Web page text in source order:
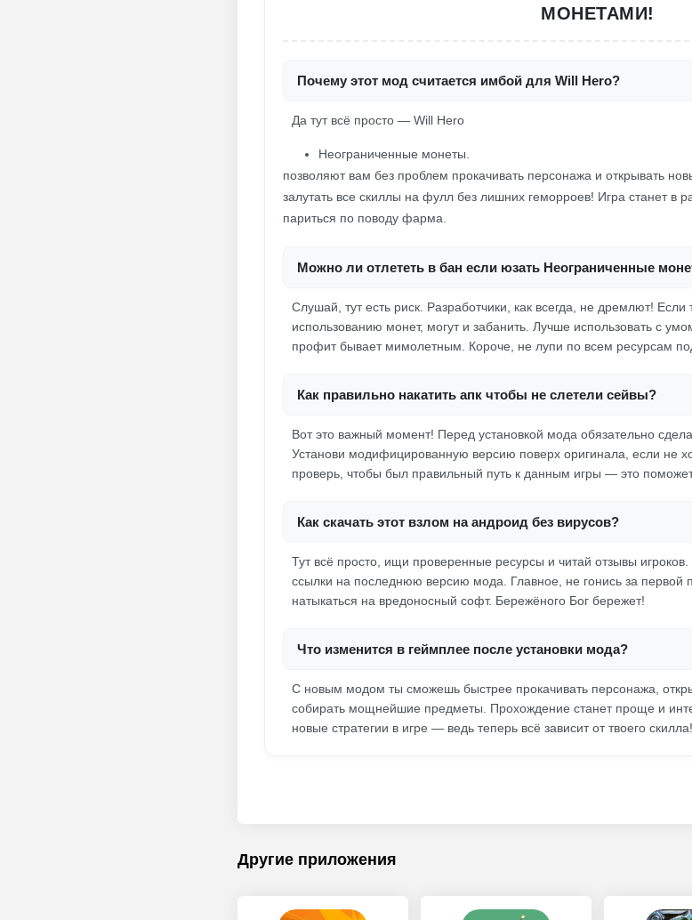
МОНЕТАМИ!
Почему этот мод считается имбой для Will Hero?
Да тут всё просто — Will Hero
Неограниченные монеты.
позволяют вам без проблем прокачивать персонажа и открывать
залутать все скиллы на фулл без лишних геморроев! Игра станет в
париться по поводу фарма.
Можно ли отлететь в бан если юзать Неограниченные
Слушай, тут есть риск. Разработчики, как всегда, не дремлют!
использованию монет, могут и забанить. Лучше использовать с
профит бывает мимолетным. Короче, не лупи по всем ресурсам
Как правильно накатить апк чтобы не слетели сейвы?
Вот это важный момент! Перед установкой мода обязательно
Установи модифицированную версию поверх оригинала, если не
проверь, чтобы был правильный путь к данным игры — это поможет
Как скачать этот взлом на андроид без вирусов?
Тут всё просто, ищи проверенные ресурсы и читай отзывы
ссылки на последнюю версию мода. Главное, не гонись за первой
натыкаться на вредоносный софт. Бережёного Бог бережет!
Что изменится в геймплее после установки мода?
С новым модом ты сможешь быстрее прокачивать персонажа,
собирать мощнейшие предметы. Прохождение станет проще и
новые стратегии в игре — ведь теперь всё зависит от твоего скилла!
Другие приложения